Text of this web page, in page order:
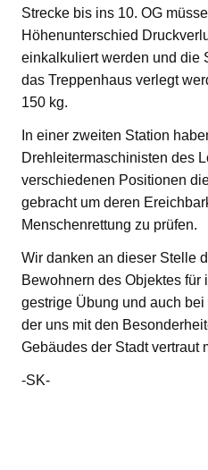
Strecke bis ins 10. OG
Höhenunterschied
einkalkuliert werden und die
das Treppenhaus verlegt
150 kg.
In einer zweiten Station
Drehleitermaschinisten des
verschiedenen Positionen
gebracht um deren
Menschenrettung zu prüfen.
Wir danken an dieser Stelle
Bewohnern des Objektes für
gestrige Übung und auch
der uns mit den
Gebäudes der Stadt vertraut
-SK-